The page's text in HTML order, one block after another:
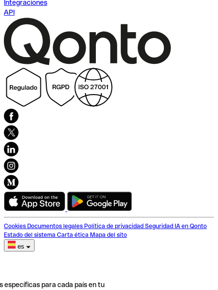
Integraciones
API
Cookies Documentos legales Política de privacidad Seguridad IA en Qonto
Estado del sistema Carta ética Mapa del sito
es
específicas para cada país en tu